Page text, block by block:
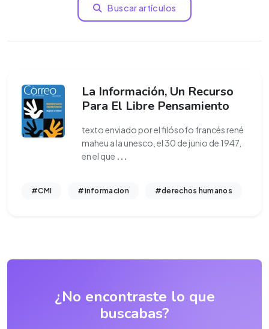
Buscar artículos
La Información, Un Recurso
Para El Libre Pensamiento
texto enviado por el filósofo francés rené
maheu a la unesco, el 30 de junio de 1947,
en el que ...
#CMI #informacion #derechos humanos
¿No encontraste lo que
buscabas?